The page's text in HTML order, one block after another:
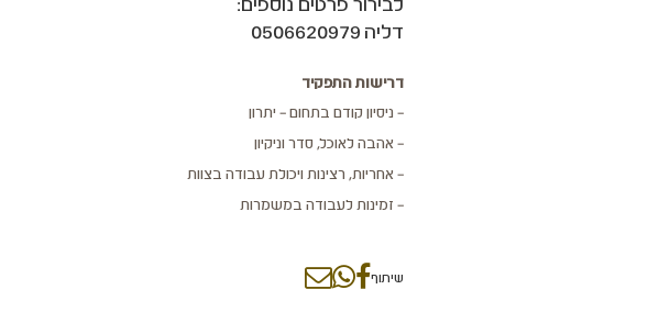
דליה 0506620979
דרישות התפקיד
– ניסיון קודם בתחום – יתרון
– אהבה לאוכל, סדר וניקיון
– אחריות, רצינות ויכולת עבודה בצוות
– זמינות לעבודה במשמרות
שיתוף